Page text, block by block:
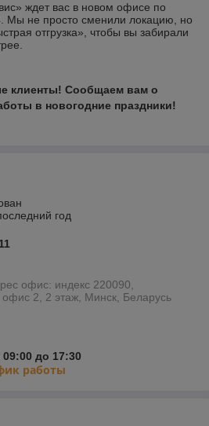
ждет вас в новом офисе по
Мы не просто сменили локацию, но
отгрузка», чтобы вы забирали
клиенты! Сообщаем вам о
в новогодние праздники!
год
офис: индекс 220090,
2, 2 этаж, Минск, Беларусь
до 17:30
работы